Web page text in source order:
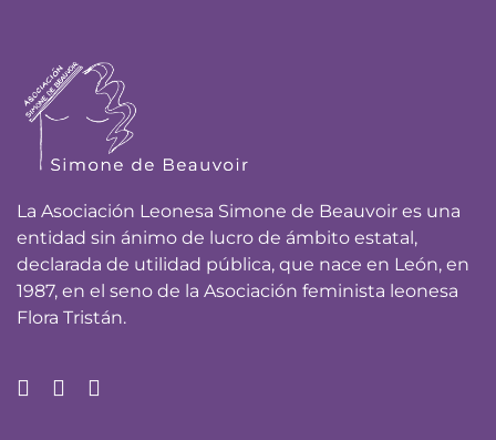
La Asociación Leonesa Simone de Beauvoir es una
entidad sin ánimo de lucro de ámbito estatal,
declarada de utilidad pública, que nace en León, en
1987, en el seno de la Asociación feminista leonesa
Flora Tristán.